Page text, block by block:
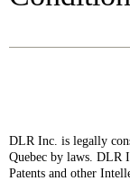
DLR Inc. is legally
Quebec by laws. DLR
Patents and other